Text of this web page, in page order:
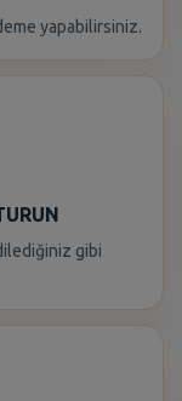
yapabilirsiniz.
gibi